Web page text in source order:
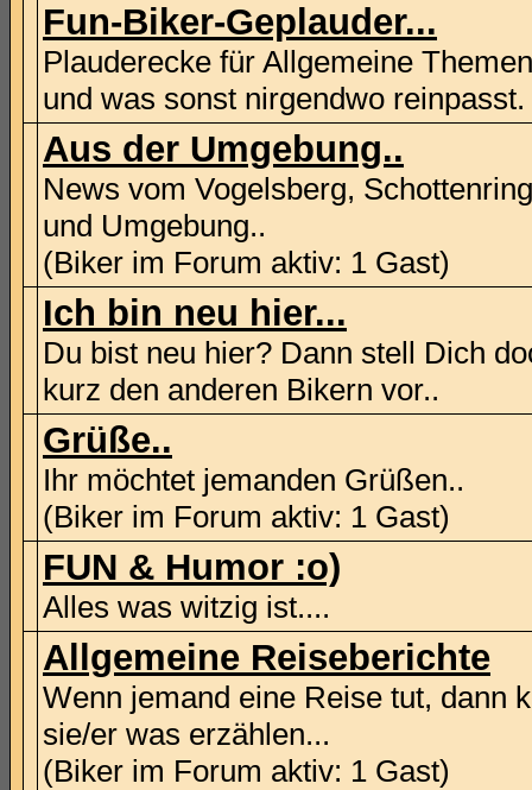
Fun-Biker-Geplauder...
Plauderecke für Allgemeine Themen
und was sonst nirgendwo reinpasst.
Aus der Umgebung..
News vom Vogelsberg, Schottenring
und Umgebung..
(Biker im Forum aktiv: 1 Gast)
Ich bin neu hier...
Du bist neu hier? Dann stell Dich
kurz den anderen Bikern vor..
Grüße..
Ihr möchtet jemanden Grüßen..
(Biker im Forum aktiv: 1 Gast)
FUN & Humor :o)
Alles was witzig ist....
Allgemeine Reiseberichte
Wenn jemand eine Reise tut, dann
sie/er was erzählen...
(Biker im Forum aktiv: 1 Gast)